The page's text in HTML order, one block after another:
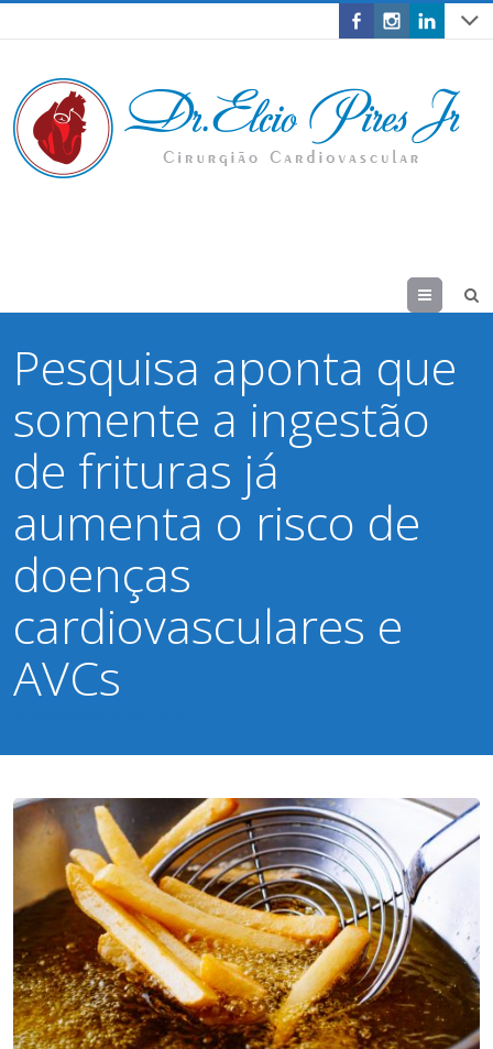
Menu
Pesquisa aponta que
somente a ingestão
de frituras já
aumenta o risco de
doenças
cardiovasculares e
AVCs